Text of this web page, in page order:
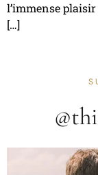
l’immense
[…]